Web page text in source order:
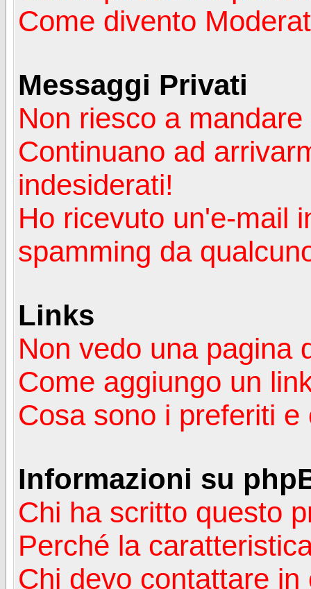
Come divento
Messaggi Privati
Non riesco a
Continuano ad
indesiderati!
Ho ricevuto un'e-mail
spamming da
Links
Non vedo una pagina
Come aggiungo un
Cosa sono i preferiti
Informazioni su
Chi ha scritto questo
Perché la
Chi devo contattare